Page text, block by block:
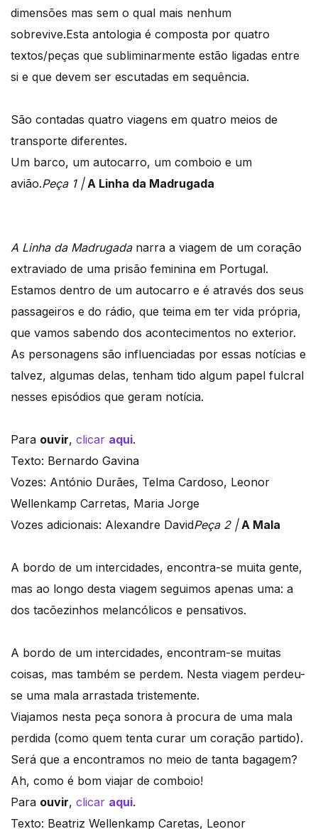
dimensões mas sem o qual mais nenhum
sobrevive.Esta antologia é composta por quatro
textos/peças que subliminarmente estão ligadas entre
si e que devem ser escutadas em sequência.
São contadas quatro viagens em quatro meios de
transporte diferentes.
Um barco, um autocarro, um comboio e um
avião.Peça 1 |A Linha da Madrugada
A Linha da Madrugadanarra a viagem de um coração
extraviado de uma prisão feminina em Portugal.
Estamos dentro de um autocarro e é através dos seus
passageiros e do rádio, que teima em ter vida própria,
que vamos sabendo dos acontecimentos no exterior.
As personagens são influenciadas por essas notícias e
talvez, algumas delas, tenham tido algum papel fulcral
nesses episódios que geram notícia.
Para ouvir, clicar aqui.
Texto: Bernardo Gavina
Vozes: António Durães, Telma Cardoso, Leonor
Wellenkamp Carretas, Maria Jorge
Vozes adicionais: Alexandre DavidPeça 2 |A Mala
A bordo de um intercidades, encontra-se muita gente,
mas ao longo desta viagem seguimos apenas uma: a
dos tacõezinhos melancólicos e pensativos.
A bordo de um intercidades, encontram-se muitas
coisas, mas também se perdem. Nesta viagem perdeu-
se uma mala arrastada tristemente.
Viajamos nesta peça sonora à procura de uma mala
perdida (como quem tenta curar um coração partido).
Será que a encontramos no meio de tanta bagagem?
Ah, como é bom viajar de comboio!
Para ouvir, clicar aqui.
Texto: Beatriz Wellenkamp Caretas, Leonor